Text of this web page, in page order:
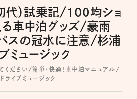
代）試乗記/100均ショ
る車中泊グッズ/豪雨
パスの冠水に注意/杉浦
ミュージック
ください/簡単・快適！車中泊マニュアル/
イブミュージック